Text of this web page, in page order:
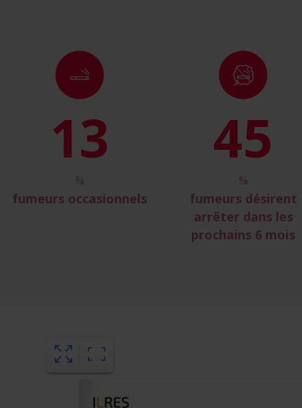
15
%
fumeurs occasionnels
51
%
fumeurs désirent
arrêter dans les
prochains 6 mois